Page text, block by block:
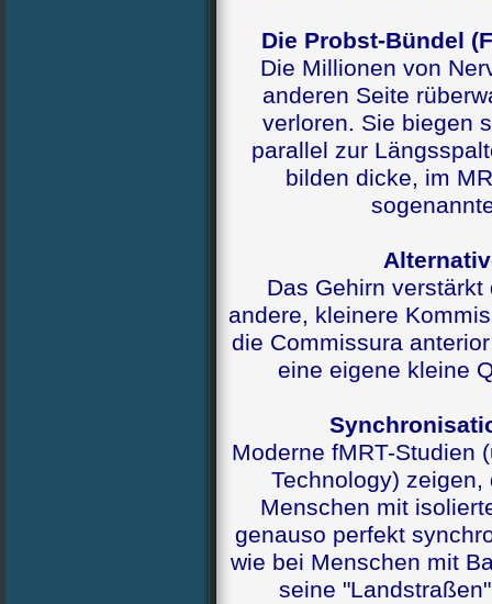
Die Probst-Bündel
Die Millionen von
anderen Seite
verloren. Sie biegen
parallel zur
bilden dicke, im
Das Gehirn
andere, kleinere
die Commissura
eine eigene kleine
Moderne fMRT-Studien
Technology)
Menschen mit
genauso perfekt
wie bei Menschen mit
seine